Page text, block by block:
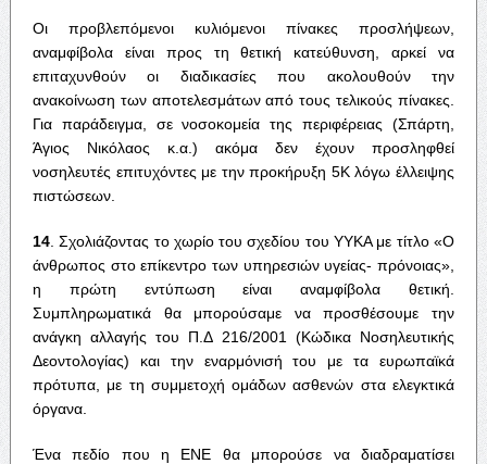
Οι προβλεπόμενοι κυλιόμενοι πίνακες προσλήψεων,
αναμφίβολα είναι προς τη θετική κατεύθυνση, αρκεί να
επιταχυνθούν οι διαδικασίες που ακολουθούν την
ανακοίνωση των αποτελεσμάτων από τους τελικούς πίνακες.
Για παράδειγμα, σε νοσοκομεία της περιφέρειας (Σπάρτη,
Άγιος Νικόλαος κ.α.) ακόμα δεν έχουν προσληφθεί
νοσηλευτές επιτυχόντες με την προκήρυξη 5Κ λόγω έλλειψης
πιστώσεων.
14. Σχολιάζοντας το χωρίο του σχεδίου του ΥΥΚΑ με τίτλο «Ο
άνθρωπος στο επίκεντρο των υπηρεσιών υγείας- πρόνοιας»,
η πρώτη εντύπωση είναι αναμφίβολα θετική.
Συμπληρωματικά θα μπορούσαμε να προσθέσουμε την
ανάγκη αλλαγής του Π.Δ 216/2001 (Κώδικα Νοσηλευτικής
Δεοντολογίας) και την εναρμόνισή του με τα ευρωπαϊκά
πρότυπα, με τη συμμετοχή ομάδων ασθενών στα ελεγκτικά
όργανα.
Ένα πεδίο που η ΕΝΕ θα μπορούσε να διαδραματίσει